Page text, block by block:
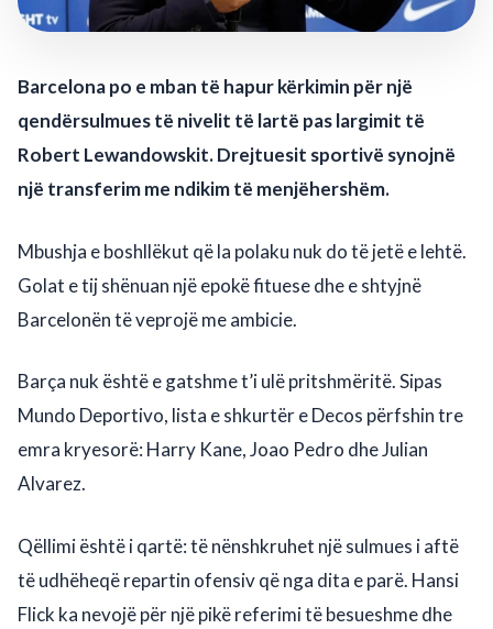
Barcelona po e mban të hapur kërkimin për një
qendërsulmues të nivelit të lartë pas largimit të
Robert Lewandowskit. Drejtuesit sportivë synojnë
një transferim me ndikim të menjëhershëm.
Mbushja e boshllëkut që la polaku nuk do të jetë e lehtë.
Golat e tij shënuan një epokë fituese dhe e shtyjnë
Barcelonën të veprojë me ambicie.
Barça nuk është e gatshme t’i ulë pritshmëritë. Sipas
Mundo Deportivo, lista e shkurtër e Decos përfshin tre
emra kryesorë: Harry Kane, Joao Pedro dhe Julian
Alvarez.
Qëllimi është i qartë: të nënshkruhet një sulmues i aftë
të udhëheqë repartin ofensiv që nga dita e parë. Hansi
Flick ka nevojë për një pikë referimi të besueshme dhe